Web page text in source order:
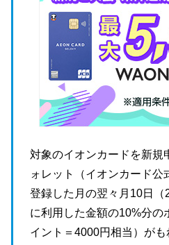
対象のイオンカードを新規
ォレット（イオンカード公
登録した月の翌々月10日
に利用した金額の10%分の
イント＝4000円相当）がも